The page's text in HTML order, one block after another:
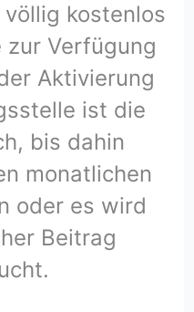
kostenlos
zur Verfügung
Aktivierung
ist die
bis dahin
monatlichen
oder es wird
Beitrag